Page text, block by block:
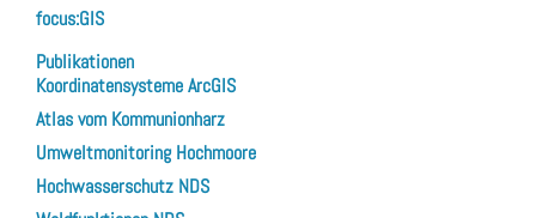
focus:GIS
Publikationen
Koordinatensysteme ArcGIS
Atlas vom Kommunionharz
Umweltmonitoring Hochmoore
Hochwasserschutz NDS